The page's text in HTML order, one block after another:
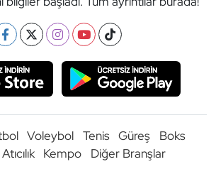
Voleybol Tenis Güreş
Boks
Atıcılık Kempo Diğer Branşlar